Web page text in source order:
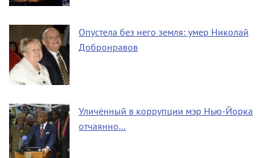
Опустела без него земля: умер Николай
Добронравов
Уличённый в коррупции мэр Нью-Йорка
отчаянно…